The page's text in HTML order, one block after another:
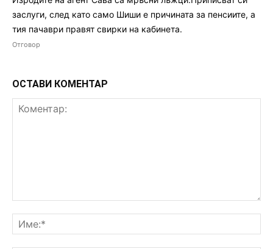
заслуги, след като само Шиши е причината за пенсиите, а
тия пачаври правят свирки на кабинета.
Отговор
ОСТАВИ КОМЕНТАР